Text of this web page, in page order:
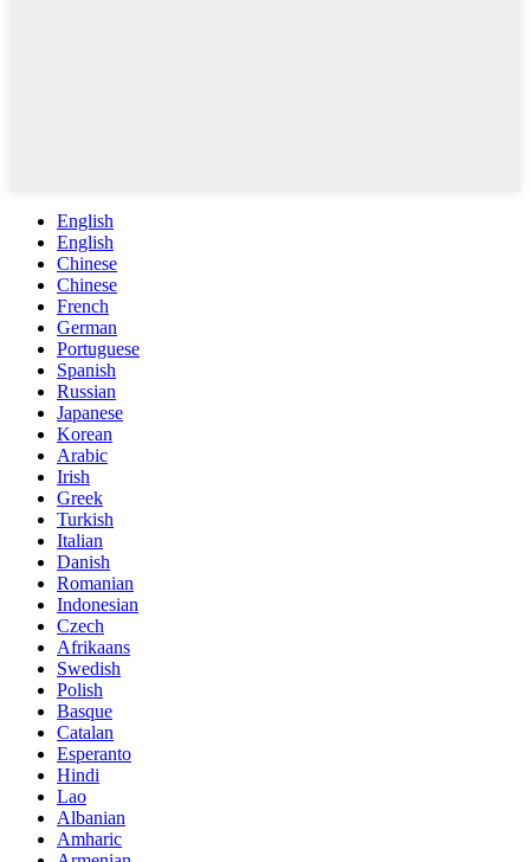
English
English
Chinese
Chinese
French
German
Portuguese
Spanish
Russian
Japanese
Korean
Arabic
Irish
Greek
Turkish
Italian
Danish
Romanian
Indonesian
Czech
Afrikaans
Swedish
Polish
Basque
Catalan
Esperanto
Hindi
Lao
Albanian
Amharic